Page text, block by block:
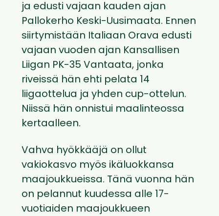
ja edusti vajaan kauden ajan
Pallokerho Keski-Uusimaata. Ennen
siirtymistään Italiaan Orava edusti
vajaan vuoden ajan Kansallisen
Liigan PK-35 Vantaata, jonka
riveissä hän ehti pelata 14
liigaottelua ja yhden cup-ottelun.
Niissä hän onnistui maalinteossa
kertaalleen.
Vahva hyökkääjä on ollut
vakiokasvo myös ikäluokkansa
maajoukkueissa. Tänä vuonna hän
on pelannut kuudessa alle 17-
vuotiaiden maajoukkueen